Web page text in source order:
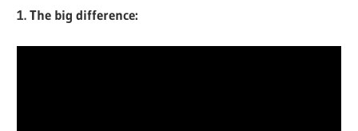
1. The big difference: